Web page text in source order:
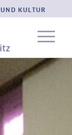
KULTUR